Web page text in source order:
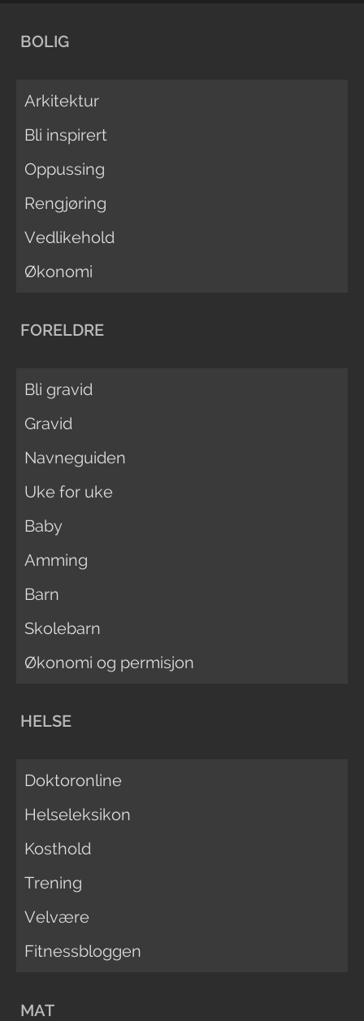
BOLIG
Arkitektur
Bli inspirert
Oppussing
Rengjøring
Vedlikehold
Økonomi
FORELDRE
Bli gravid
Gravid
Navneguiden
Uke for uke
Baby
Amming
Barn
Skolebarn
Økonomi og permisjon
HELSE
Doktoronline
Helseleksikon
Kosthold
Trening
Velvære
Fitnessbloggen
MAT